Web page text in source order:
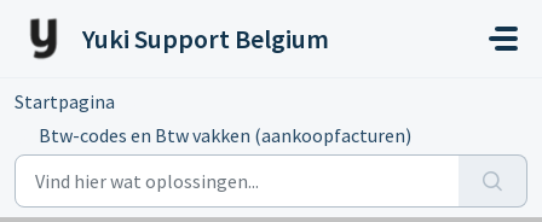
Yuki Support Belgium
Startpagina
Btw-codes en Btw vakken (aankoopfacturen)